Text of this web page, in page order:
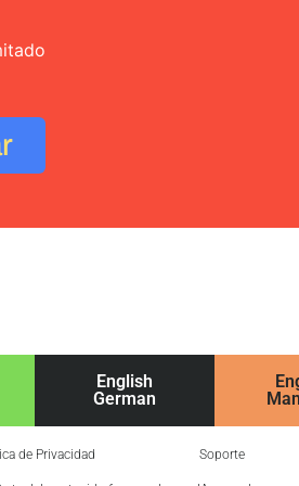
English
German
de Privacidad Soporte